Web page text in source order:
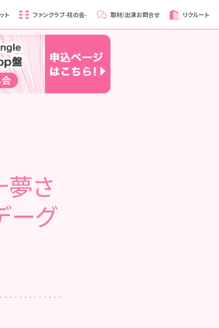
ト ファンクラブ-柱の会- 取材/出演お問合せ リクルート
さ
ーグ